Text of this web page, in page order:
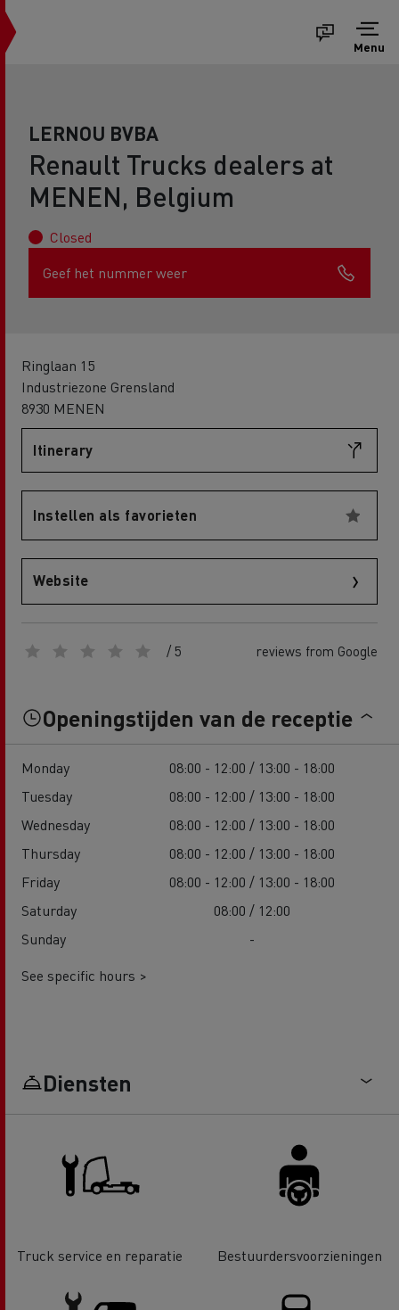
Menu
LERNOU BVBA
Renault Trucks dealers at
MENEN, Belgium
Closed
Geef het nummer weer
Ringlaan 15
Industriezone Grensland
8930 MENEN
Itinerary
Instellen als favorieten
Website
/ 5 reviews from Google
Openingstijden van de receptie
Monday
08:00 - 12:00 / 13:00 - 18:00
Tuesday
08:00 - 12:00 / 13:00 - 18:00
Wednesday
08:00 - 12:00 / 13:00 - 18:00
Thursday
08:00 - 12:00 / 13:00 - 18:00
Friday
08:00 - 12:00 / 13:00 - 18:00
Saturday
08:00 / 12:00
Sunday
-
See specific hours >
Diensten
Truck service en reparatie Bestuurdersvoorzieningen